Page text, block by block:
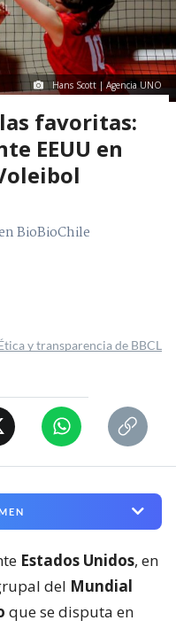
Hans Scott | Agencia UNO
favoritas:
EEUU en
BioBioChile
y transparencia de BBCL
Estados Unidos, en
del Mundial
que se disputa en